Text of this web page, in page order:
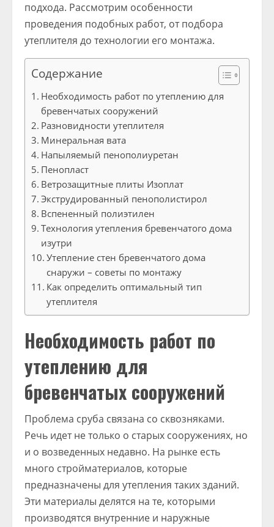
подхода. Рассмотрим особенности
проведения подобных работ, от подбора
утеплителя до технологии его монтажа.
Содержание
Необходимость работ по утеплению для
бревенчатых сооружений
Разновидности утеплителя
Минеральная вата
Напыляемый пенополиуретан
Пенопласт
Ветрозащитные плиты Изоплат
Экструдированный пенополистирол
Вспененный полиэтилен
Технология утепления бревенчатого дома
изутри
Утепление стен бревенчатого дома
снаружи – советы по монтажу
Как определить оптимальный тип
утеплителя
Необходимость работ по
утеплению для
бревенчатых сооружений
Проблема сруба связана со сквозняками.
Речь идет не только о старых сооружениях, но
и о возведенных недавно. На рынке есть
много стройматериалов, которые
предназначены для утепления таких зданий.
Эти материалы делятся на те, которыми
производятся внутренние и наружные